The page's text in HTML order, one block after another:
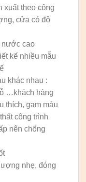
theo công
cửa có độ
nước cao
kế nhiều mẫu
khác nhau :
…khách hàng
thích, gam màu
công trình
nên chống
nhẹ, đóng